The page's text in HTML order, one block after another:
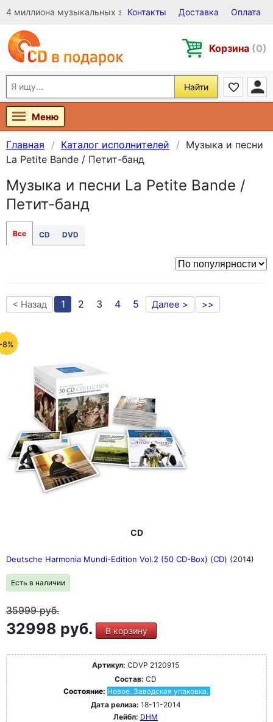
4 миллиона музыкальных записей на Виниле, CD и DVD
Контакты Доставка Оплата
Корзина (0)
Найти
Меню
Главная Каталог исполнителей
Музыка и песни
La Petite Bande / Петит-банд
Музыка и песни La Petite Bande /
Петит-банд
Все CD DVD
< Назад 1 2 3 4 5 Далее > >>
8%
CD
Deutsche Harmonia Mundi-Edition Vol.2 (50 CD-Box) (CD) (2014)
Есть в наличии
35999руб.
32998 руб. В корзину
Артикул: CDVP 2120915
Состав: CD
Состояние: Новое. Заводская упаковка.
Дата релиза: 18-11-2014
Лейбл: DHM